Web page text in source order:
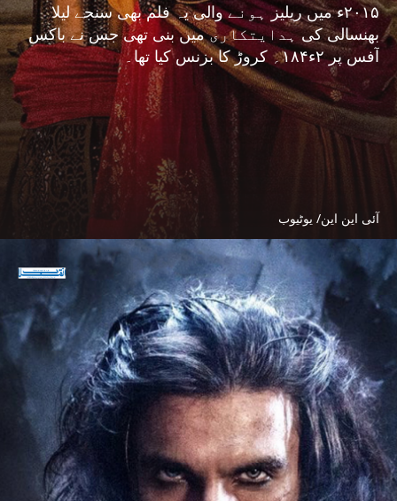
۲۰۱۵ء میں ریلیز ہونے والی یہ فلم بھی سنجے لیلا
بھنسالی کی ہدایتکاری میں بنی تھی جس نے باکس
آفس پر ۲ء۱۸۴؍ کروڑ کا بزنس کیا تھا۔
آئی این این/ یوٹیوب